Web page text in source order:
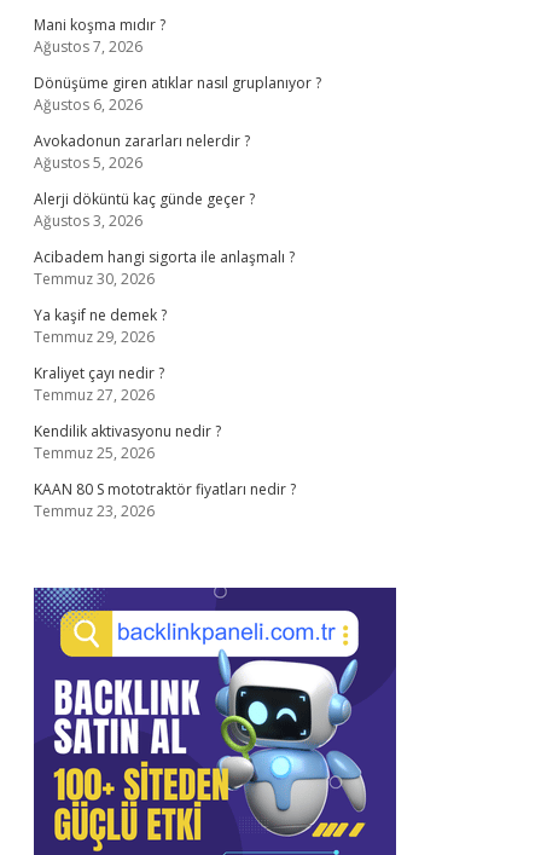
Mani koşma mıdır ?
Ağustos 7, 2026
Dönüşüme giren atıklar nasıl gruplanıyor ?
Ağustos 6, 2026
Avokadonun zararları nelerdir ?
Ağustos 5, 2026
Alerji döküntü kaç günde geçer ?
Ağustos 3, 2026
Acibadem hangi sigorta ile anlaşmalı ?
Temmuz 30, 2026
Ya kaşif ne demek ?
Temmuz 29, 2026
Kraliyet çayı nedir ?
Temmuz 27, 2026
Kendilik aktivasyonu nedir ?
Temmuz 25, 2026
KAAN 80 S mototraktör fiyatları nedir ?
Temmuz 23, 2026